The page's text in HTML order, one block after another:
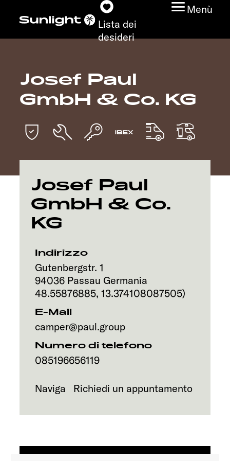
Lista dei
desideri
Menù
Modelli
Trovate il vostro
Ricerca concessionari
Scoprire
Josef Paul
GmbH & Co. KG
Josef Paul
GmbH & Co.
KG
Indirizzo
Gutenbergstr. 1
94036 Passau Germania
48.55876885, 13.374108087505)
E-Mail
camper@paul.group
Numero di telefono
085196656119
Naviga Richiedi un appuntamento